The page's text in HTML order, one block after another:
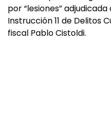
por “lesiones”
Instrucción 11 de Delitos
fiscal Pablo Cistoldi.